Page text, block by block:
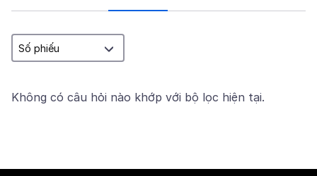
Không có câu hỏi nào khớp với bộ lọc hiện tại.